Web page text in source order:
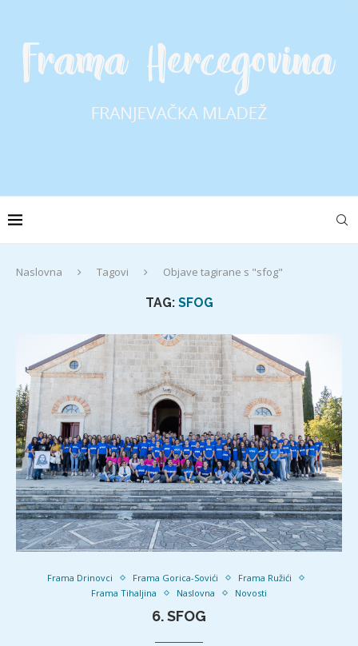
Naslovna Tagovi Objave tagirane s "sfog"
TAG: SFOG
Frama Drinovci Frama Gorica-Sovići
Frama Ružići
Frama Tihaljina
Naslovna Novosti
6. SFOG